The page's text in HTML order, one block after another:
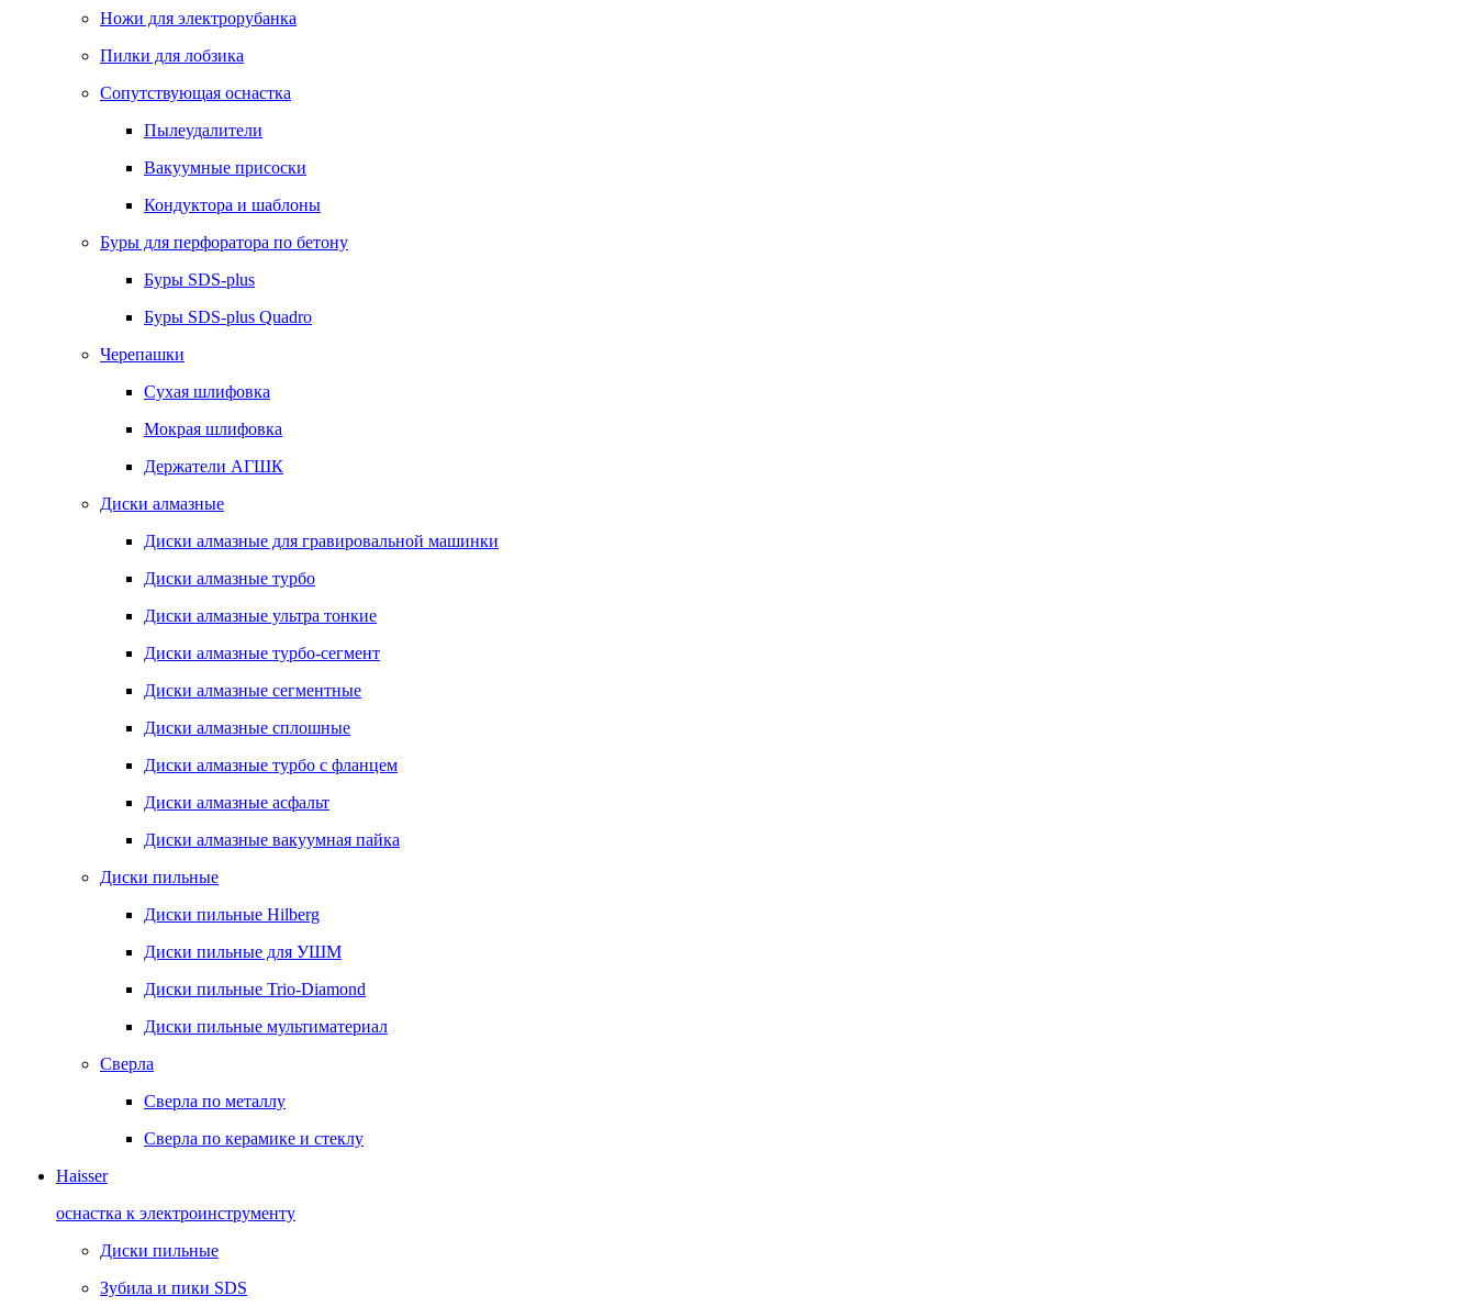
Ножи для электрорубанка
Пилки для лобзика
Сопутствующая оснастка
Пылеудалители
Вакуумные присоски
Кондуктора и шаблоны
Буры для перфоратора по бетону
Буры SDS-plus
Буры SDS-plus Quadro
Черепашки
Сухая шлифовка
Мокрая шлифовка
Держатели АГШК
Диски алмазные
Диски алмазные для гравировальной машинки
Диски алмазные турбо
Диски алмазные ультра тонкие
Диски алмазные турбо-сегмент
Диски алмазные сегментные
Диски алмазные сплошные
Диски алмазные турбо с фланцем
Диски алмазные асфальт
Диски алмазные вакуумная пайка
Диски пильные
Диски пильные Hilberg
Диски пильные для УШМ
Диски пильные Trio-Diamond
Диски пильные мультиматериал
Сверла
Сверла по металлу
Сверла по керамике и стеклу
Haisser
оснастка к электроинструменту
Диски пильные
Зубила и пики SDS